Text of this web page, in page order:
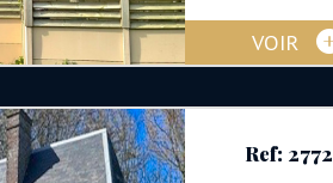
VOIR
Ref: 2772